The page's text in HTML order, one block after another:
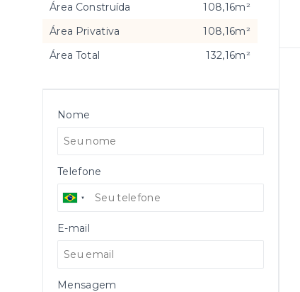
Área Construída
108,16m²
Área Privativa
108,16m²
Área Total
132,16m²
Nome
Telefone
E-mail
Mensagem